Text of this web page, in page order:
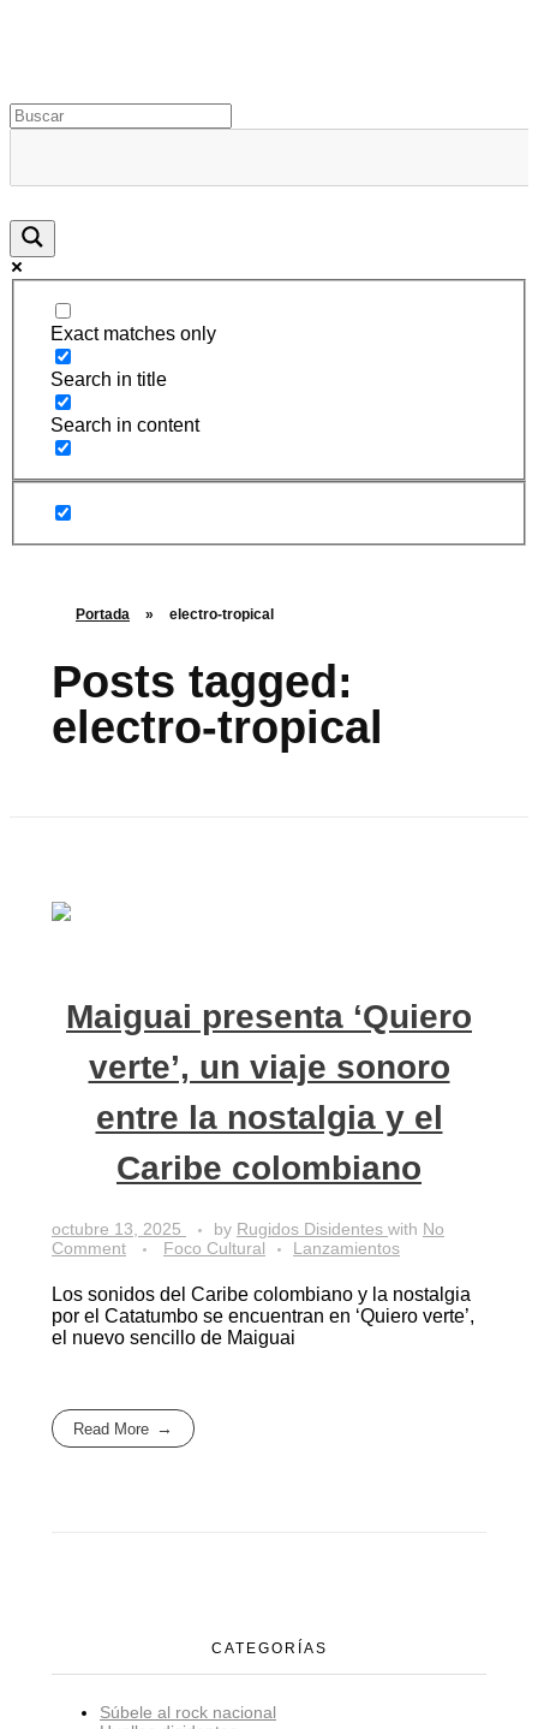
Exact matches only
Search in title
Search in content
Portada » electro-tropical
Posts tagged:
electro-tropical
Maiguai presenta ‘Quiero
verte’, un viaje sonoro
entre la nostalgia y el
Caribe colombiano
octubre 13, 2025 by Rugidos Disidentes with No
Comment
Foco Cultural Lanzamientos
Los sonidos del Caribe colombiano y la nostalgia
por el Catatumbo se encuentran en ‘Quiero verte’,
el nuevo sencillo de Maiguai
Read More
CATEGORÍAS
Súbele al rock nacional